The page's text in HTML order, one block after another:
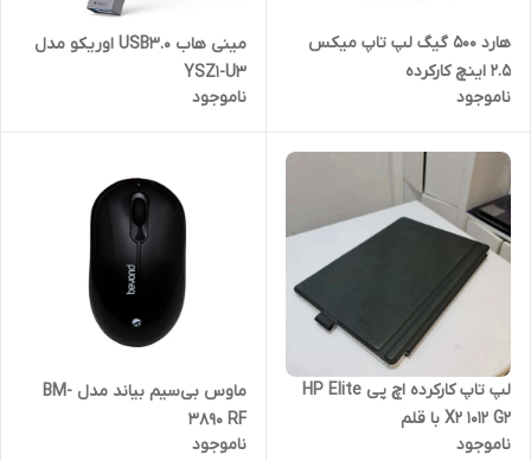
هارد 500 گیگ لپ تاپ میکس
2.5 اینچ کارکرده
ناموجود
مینی هاب USB3.0 اوریکو مدل
YSZ1-U3
ناموجود
لپ تاپ کارکرده اچ پی HP Elite
X2 1012 G2 با قلم
ناموجود
ماوس بی‌سیم بیاند مدل BM-
3890 RF
ناموجود